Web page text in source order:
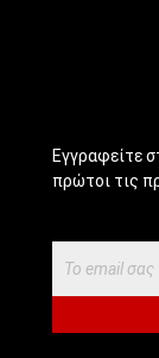
Εγγραφείτε
πρώτοι τις